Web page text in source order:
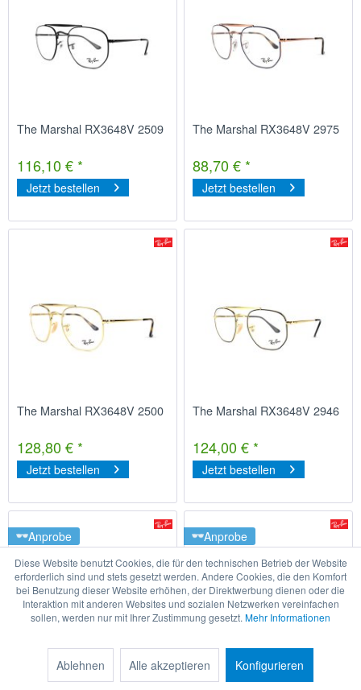
The Marshal RX3648V 2509
116,10 € *
Jetzt bestellen
The Marshal RX3648V 2975
88,70 € *
Jetzt bestellen
The Marshal RX3648V 2500
128,80 € *
Jetzt bestellen
The Marshal RX3648V 2946
124,00 € *
Jetzt bestellen
Anprobe Anprobe
Diese Website benutzt Cookies, die für den technischen Betrieb der Website
erforderlich sind und stets gesetzt werden. Andere Cookies, die den Komfort
bei Benutzung dieser Website erhöhen, der Direktwerbung dienen oder die
Interaktion mit anderen Websites und sozialen Netzwerken vereinfachen
sollen, werden nur mit Ihrer Zustimmung gesetzt. Mehr Informationen
Ablehnen Alle akzeptieren Konfigurieren